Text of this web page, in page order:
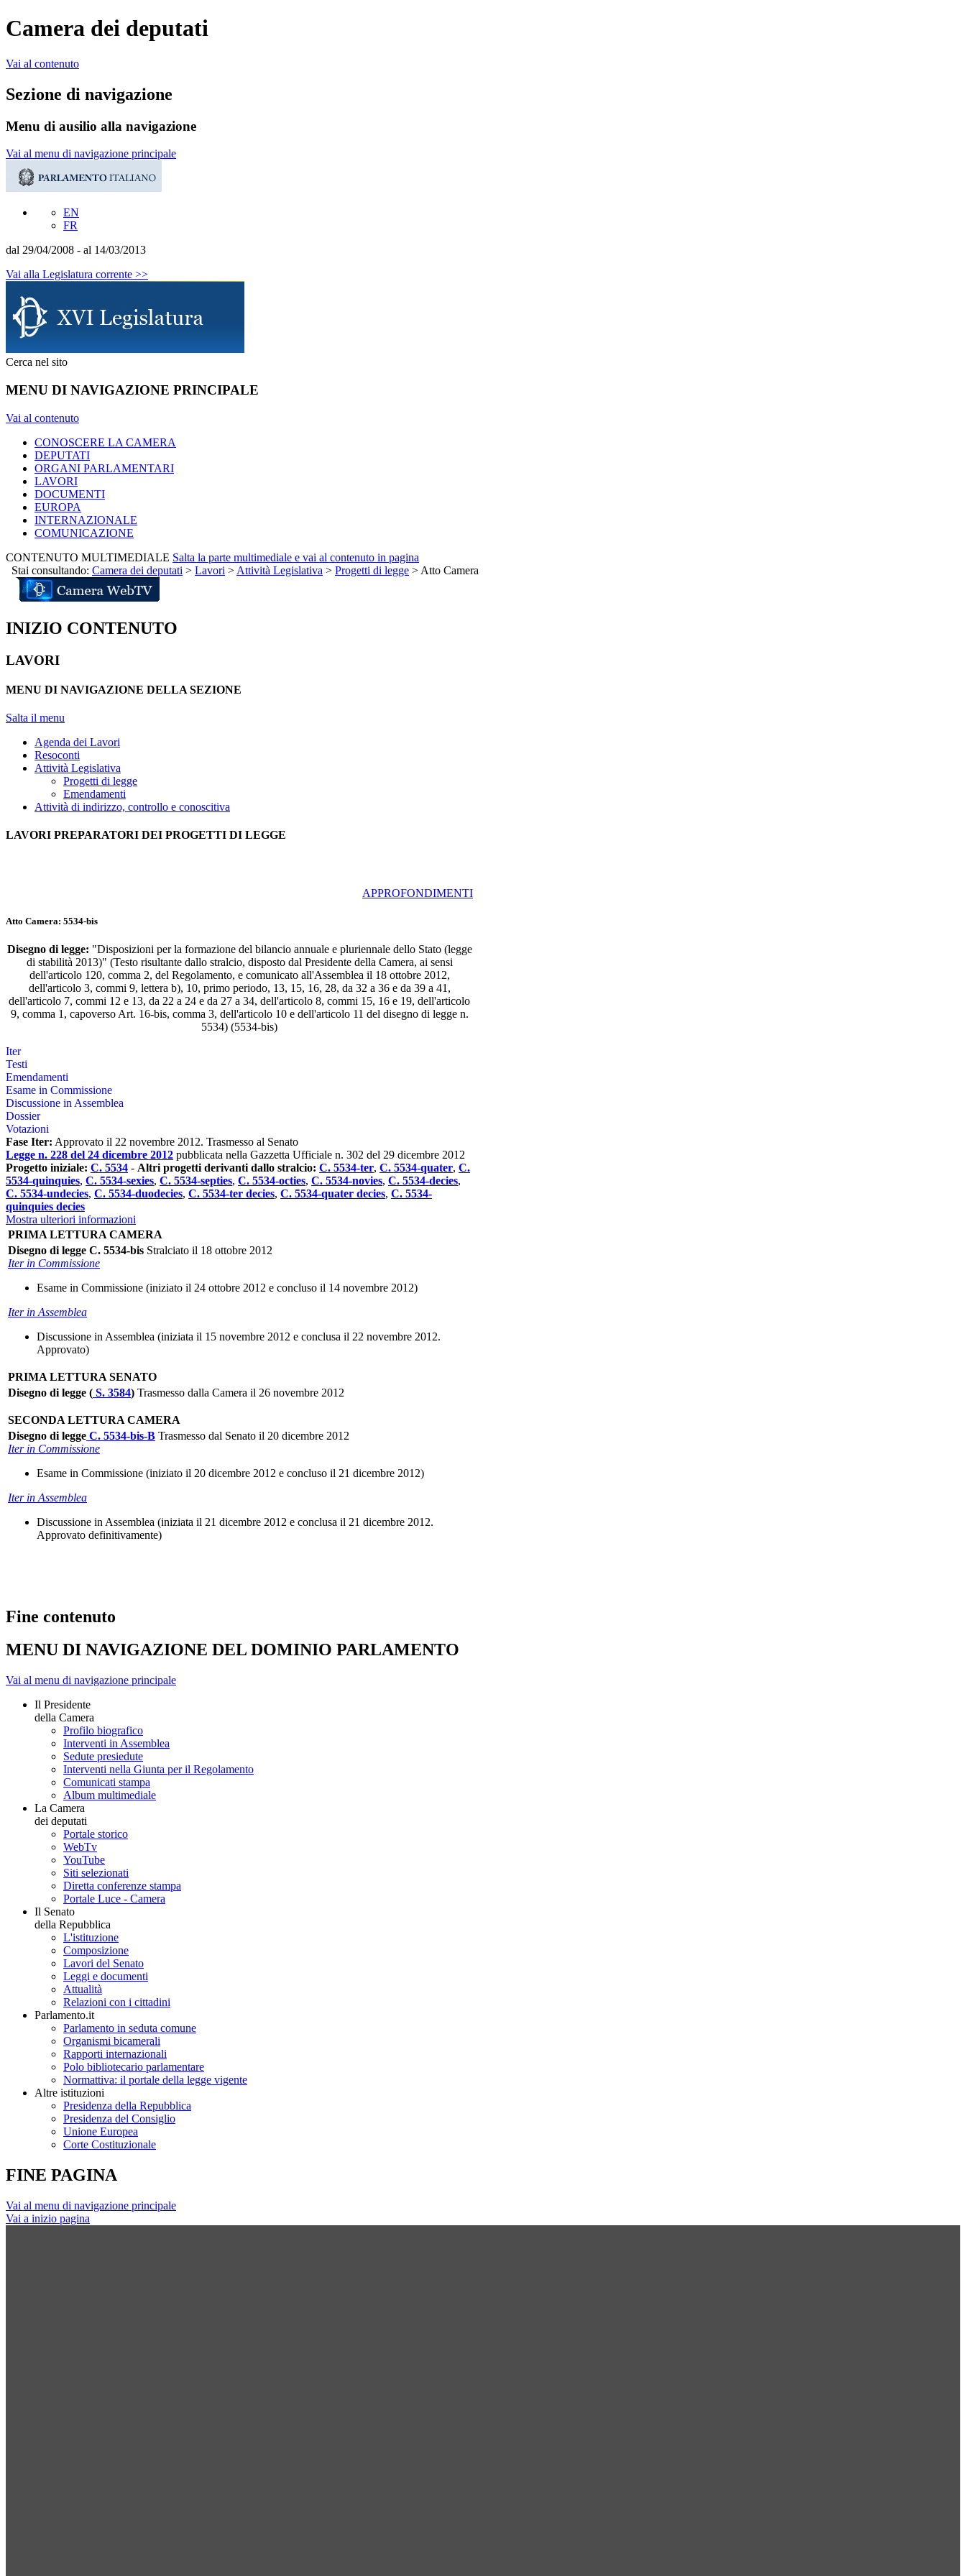
Camera dei deputati
Vai al contenuto
Sezione di navigazione
Menu di ausilio alla navigazione
Vai al menu di navigazione principale
EN
FR
dal 29/04/2008 - al 14/03/2013
Vai alla Legislatura corrente >>
Cerca nel sito
MENU DI NAVIGAZIONE PRINCIPALE
Vai al contenuto
CONOSCERE LA CAMERA
DEPUTATI
ORGANI PARLAMENTARI
LAVORI
DOCUMENTI
EUROPA
INTERNAZIONALE
COMUNICAZIONE
CONTENUTO MULTIMEDIALE Salta la parte multimediale e vai al contenuto in pagina
Stai consultando: Camera dei deputati > Lavori > Attività Legislativa > Progetti di legge > Atto Camera
INIZIO CONTENUTO
LAVORI
MENU DI NAVIGAZIONE DELLA SEZIONE
Salta il menu
Agenda dei Lavori
Resoconti
Attività Legislativa
Progetti di legge
Emendamenti
Attività di indirizzo, controllo e conoscitiva
LAVORI PREPARATORI DEI PROGETTI DI LEGGE
APPROFONDIMENTI
Atto Camera: 5534-bis
Disegno di legge: "Disposizioni per la formazione del bilancio annuale e pluriennale dello Stato (legge
di stabilità 2013)" (Testo risultante dallo stralcio, disposto dal Presidente della Camera, ai sensi
dell'articolo 120, comma 2, del Regolamento, e comunicato all'Assemblea il 18 ottobre 2012,
dell'articolo 3, commi 9, lettera b), 10, primo periodo, 13, 15, 16, 28, da 32 a 36 e da 39 a 41,
dell'articolo 7, commi 12 e 13, da 22 a 24 e da 27 a 34, dell'articolo 8, commi 15, 16 e 19, dell'articolo
9, comma 1, capoverso Art. 16-bis, comma 3, dell'articolo 10 e dell'articolo 11 del disegno di legge n.
5534) (5534-bis)
Iter
Testi
Emendamenti
Esame in Commissione
Discussione in Assemblea
Dossier
Votazioni
Fase Iter: Approvato il 22 novembre 2012. Trasmesso al Senato
Legge n. 228 del 24 dicembre 2012 pubblicata nella Gazzetta Ufficiale n. 302 del 29 dicembre 2012
Progetto iniziale: C. 5534 - Altri progetti derivanti dallo stralcio: C. 5534-ter, C. 5534-quater, C.
5534-quinquies, C. 5534-sexies, C. 5534-septies, C. 5534-octies, C. 5534-novies, C. 5534-decies,
C. 5534-undecies, C. 5534-duodecies, C. 5534-ter decies, C. 5534-quater decies, C. 5534-
quinquies decies
Mostra ulteriori informazioni
PRIMA LETTURA CAMERA
Disegno di legge C. 5534-bis Stralciato il 18 ottobre 2012
Iter in Commissione
Esame in Commissione (iniziato il 24 ottobre 2012 e concluso il 14 novembre 2012)
Iter in Assemblea
Discussione in Assemblea (iniziata il 15 novembre 2012 e conclusa il 22 novembre 2012.
Approvato)
PRIMA LETTURA SENATO
Disegno di legge ( S. 3584) Trasmesso dalla Camera il 26 novembre 2012
SECONDA LETTURA CAMERA
Disegno di legge C. 5534-bis-B Trasmesso dal Senato il 20 dicembre 2012
Iter in Commissione
Esame in Commissione (iniziato il 20 dicembre 2012 e concluso il 21 dicembre 2012)
Iter in Assemblea
Discussione in Assemblea (iniziata il 21 dicembre 2012 e conclusa il 21 dicembre 2012.
Approvato definitivamente)
Fine contenuto
MENU DI NAVIGAZIONE DEL DOMINIO PARLAMENTO
Vai al menu di navigazione principale
Il Presidente
della Camera
Profilo biografico
Interventi in Assemblea
Sedute presiedute
Interventi nella Giunta per il Regolamento
Comunicati stampa
Album multimediale
La Camera
dei deputati
Portale storico
WebTv
YouTube
Siti selezionati
Diretta conferenze stampa
Portale Luce - Camera
Il Senato
della Repubblica
L'istituzione
Composizione
Lavori del Senato
Leggi e documenti
Attualità
Relazioni con i cittadini
Parlamento.it
Parlamento in seduta comune
Organismi bicamerali
Rapporti internazionali
Polo bibliotecario parlamentare
Normattiva: il portale della legge vigente
Altre istituzioni
Presidenza della Repubblica
Presidenza del Consiglio
Unione Europea
Corte Costituzionale
FINE PAGINA
Vai al menu di navigazione principale
Vai a inizio pagina